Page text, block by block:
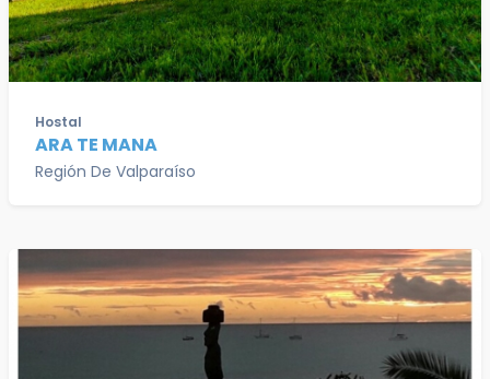
Hostal
ARA TE MANA
Región De Valparaíso